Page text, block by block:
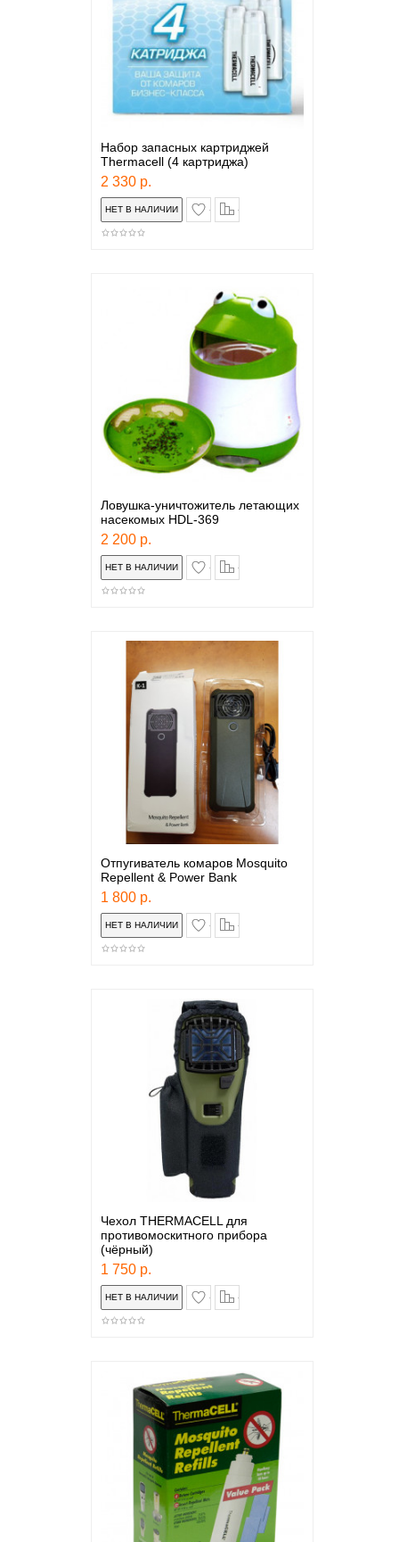
Набор запасных картриджей
Thermacell (4 картриджа)
2 330 р.
в закладки
Ловушка-уничтожитель летающих
насекомых HDL-369
2 200 р.
в закладки
Отпугиватель комаров Mosquito
Repellent & Power Bank
1 800 р.
в закладки
Чехол THERMACELL для
противомоскитного прибора
(чёрный)
1 750 р.
в закладки